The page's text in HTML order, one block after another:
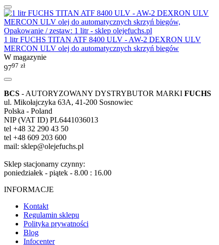
1 litr FUCHS TITAN ATF 8400 ULV - AW-2 DEXRON ULV
MERCON ULV olej do automatycznych skrzyń biegów
W magazynie
9797 zł
BCS - AUTORYZOWANY DYSTRYBUTOR MARKI FUCHS
ul. Mikołajczyka 63A, 41-200 Sosnowiec
Polska - Poland
NIP (VAT ID) PL6441036013
tel +48 32 290 43 50
tel +48 609 203 600
mail: sklep@olejefuchs.pl
Sklep stacjonarny czynny:
poniedziałek - piątek - 8.00 : 16.00
INFORMACJE
Kontakt
Regulamin sklepu
Polityka prywatności
Blog
Infocenter